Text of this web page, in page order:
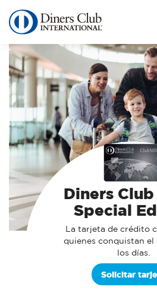
contenido
Diners
Special
La tarjeta de crédito
quienes conquistan
los días.
Solicitar